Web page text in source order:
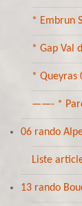
* Embrun
* Gap Val
* Queyras
——- * Parc
06 rando
Liste
13 rando